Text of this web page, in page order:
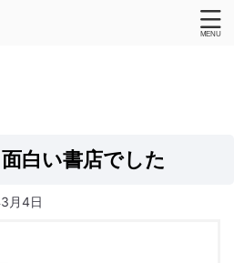
白い書店でした
月4日